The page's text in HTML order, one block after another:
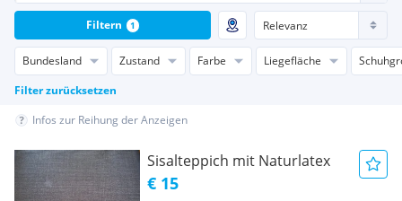
Bundesland Zustand Farbe Liegefläche
Filter zurücksetzen
Filtern 1
Infos zur Reihung der Anzeigen
Sisalteppich mit Naturlatex
€ 15